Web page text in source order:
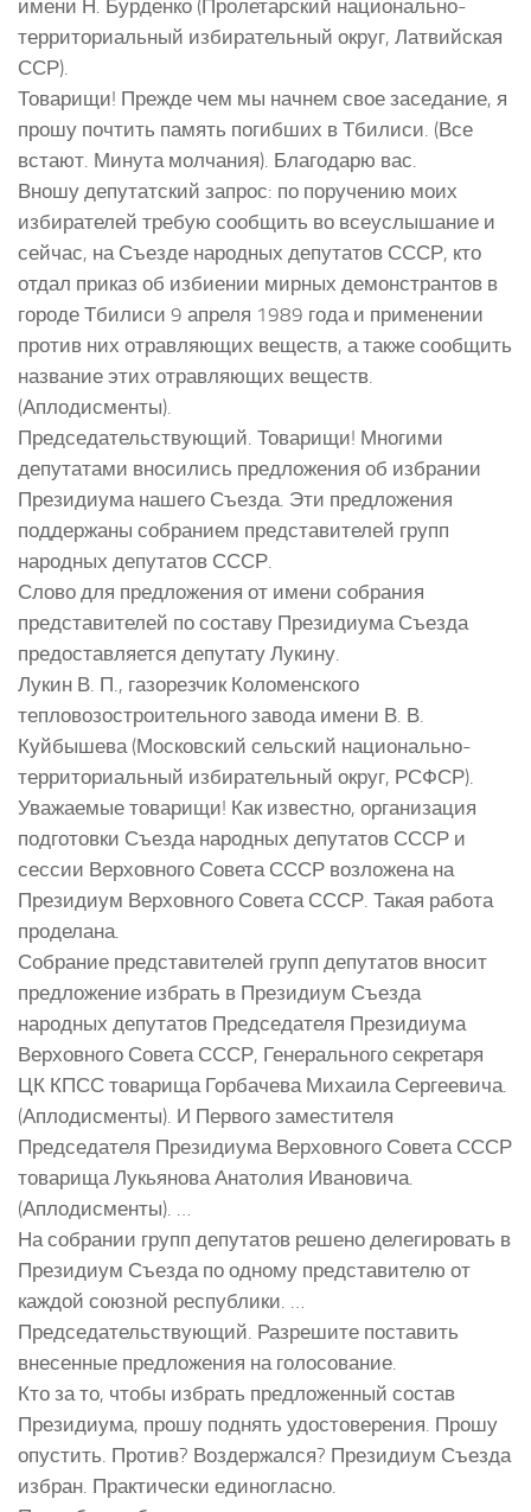
имени Н. Бурденко (Пролетарский национально-
территориальный избирательный округ, Латвийская
ССР).
Товарищи! Прежде чем мы начнем свое заседание, я
прошу почтить память погибших в Тбилиси. (Все
встают. Минута молчания). Благодарю вас.
Вношу депутатский запрос: по поручению моих
избирателей требую сообщить во всеуслышание и
сейчас, на Съезде народных депутатов СССР, кто
отдал приказ об избиении мирных демонстрантов в
городе Тбилиси 9 апреля 1989 года и применении
против них отравляющих веществ, а также сообщить
название этих отравляющих веществ.
(Аплодисменты).
Председательствующий. Товарищи! Многими
депутатами вносились предложения об избрании
Президиума нашего Съезда. Эти предложения
поддержаны собранием представителей групп
народных депутатов СССР.
Слово для предложения от имени собрания
представителей по составу Президиума Съезда
предоставляется депутату Лукину.
Лукин В. П., газорезчик Коломенского
тепловозостроительного завода имени В. В.
Куйбышева (Московский сельский национально-
территориальный избирательный округ, РСФСР).
Уважаемые товарищи! Как известно, организация
подготовки Съезда народных депутатов СССР и
сессии Верховного Совета СССР возложена на
Президиум Верховного Совета СССР. Такая работа
проделана.
Собрание представителей групп депутатов вносит
предложение избрать в Президиум Съезда
народных депутатов Председателя Президиума
Верховного Совета СССР, Генерального секретаря
ЦК КПСС товарища Горбачева Михаила Сергеевича.
(Аплодисменты). И Первого заместителя
Председателя Президиума Верховного Совета СССР
товарища Лукьянова Анатолия Ивановича.
(Аплодисменты). …
На собрании групп депутатов решено делегировать в
Президиум Съезда по одному представителю от
каждой союзной республики. …
Председательствующий. Разрешите поставить
внесенные предложения на голосование.
Кто за то, чтобы избрать предложенный состав
Президиума, прошу поднять удостоверения. Прошу
опустить. Против? Воздержался? Президиум Съезда
избран. Практически единогласно.